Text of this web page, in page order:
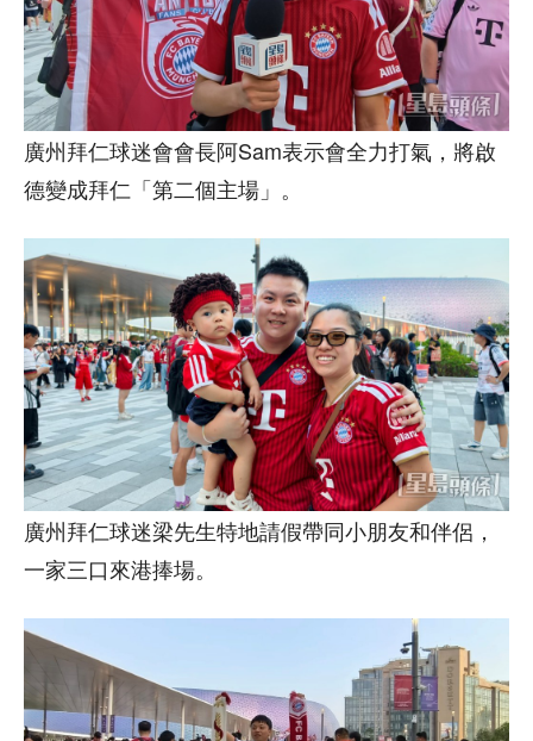
廣州拜仁球迷會會長阿Sam表示會全力打氣，將啟
德變成拜仁「第二個主場」。
廣州拜仁球迷梁先生特地請假帶同小朋友和伴侶，
一家三口來港捧場。